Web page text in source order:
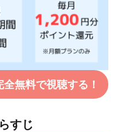
無料で視聴する！
すじ